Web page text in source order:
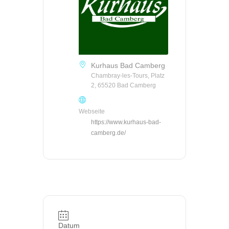
Kurhaus Bad Camberg
Chambray-les-Tours, Platz
2, 65520 Bad Camberg
Webseite
https://www.kurhaus-bad-
camberg.de/
Datum